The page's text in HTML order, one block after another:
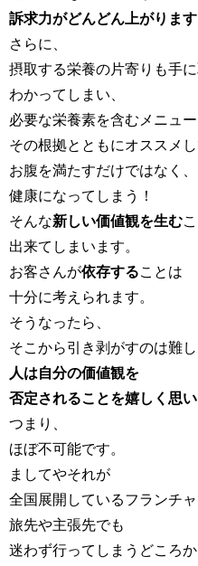
訴求力がどんどん上がります
さらに、
摂取する栄養の片寄りも手
わかってしまい、
必要な栄養素を含むメニュ
その根拠とともにオススメし
お腹を満たすだけではなく、
健康になってしまう！
そんな新しい価値観を生む
出来てしまいます。
お客さんが依存する ことは
十分に考えられます。
そうなったら、
そこから引き剥がすのは難し
人は自分の価値観を
否定されることを嬉しく思い
つまり、
ほぼ不可能です。
ましてやそれが
全国展開しているフランチ
旅先や主張先でも
迷わず行ってしまうどころか